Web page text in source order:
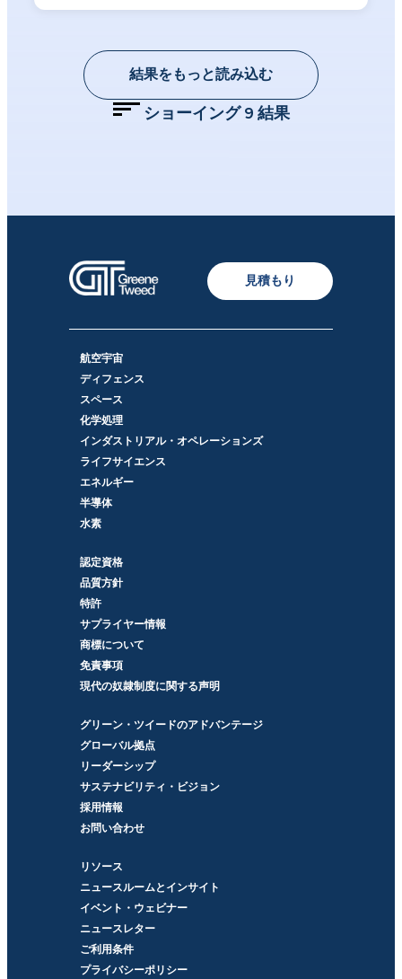
結果をもっと読み込む
ショーイング9 結果
見積もり
航空宇宙
ディフェンス
スペース
化学処理
インダストリアル・オペレーションズ
ライフサイエンス
エネルギー
半導体
水素
認定資格
品質方針
特許
サプライヤー情報
商標について
免責事項
現代の奴隷制度に関する声明
グリーン・ツイードのアドバンテージ
グローバル拠点
リーダーシップ
サステナビリティ・ビジョン
採用情報
お問い合わせ
リソース
ニュースルームとインサイト
イベント・ウェビナー
ニュースレター
ご利用条件
プライバシーポリシー